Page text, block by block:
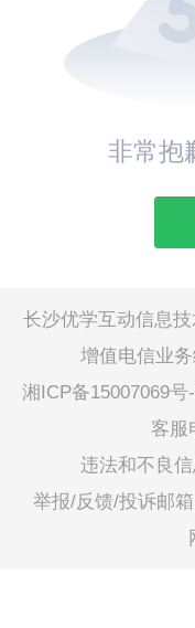
非常抱
长沙优学互动信息
增值电信业
湘ICP备15007069号
客服
违法和不良
举报/反馈/投诉邮